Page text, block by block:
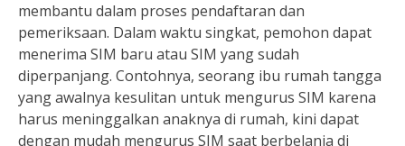
membantu dalam proses pendaftaran dan
pemeriksaan. Dalam waktu singkat, pemohon dapat
menerima SIM baru atau SIM yang sudah
diperpanjang. Contohnya, seorang ibu rumah tangga
yang awalnya kesulitan untuk mengurus SIM karena
harus meninggalkan anaknya di rumah, kini dapat
dengan mudah mengurus SIM saat berbelanja di